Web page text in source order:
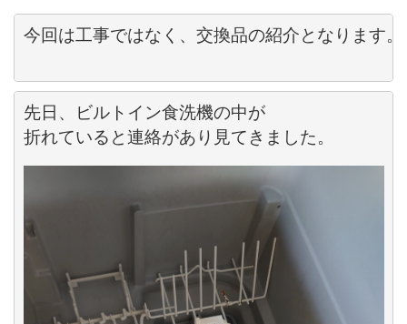
今回は工事ではなく、交換品の紹介となります。
先日、ビルトイン食洗機の中が
折れていると連絡があり見てきました。